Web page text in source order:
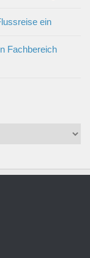
ein
Fachbereich